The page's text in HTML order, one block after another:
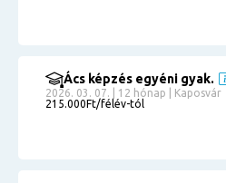
Ács képzés egyéni gyak.
2026. 03. 07. | 12 hónap | Kaposvár
215.000Ft/félév-tól